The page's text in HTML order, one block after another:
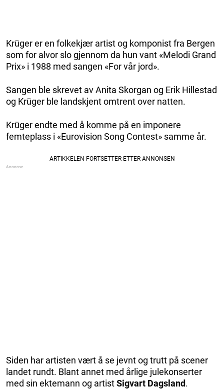
Krüger er en folkekjær artist og komponist fra Bergen
som for alvor slo gjennom da hun vant «Melodi Grand
Prix» i 1988 med sangen «For vår jord».
Sangen ble skrevet av Anita Skorgan og Erik Hillestad
og Krüger ble landskjent omtrent over natten.
Krüger endte med å komme på en imponere
femteplass i «Eurovision Song Contest» samme år.
Siden har artisten vært å se jevnt og trutt på scener
landet rundt. Blant annet med årlige julekonserter
med sin ektemann og artistSigvart Dagsland.